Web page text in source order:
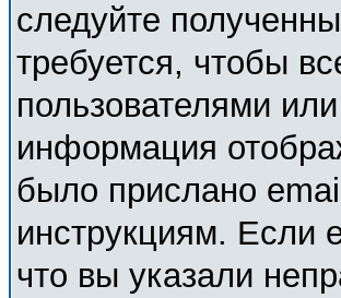
следуйте
требуется, чтобы
пользователями
информация
было прислано
инструкциям. Если
что вы указали